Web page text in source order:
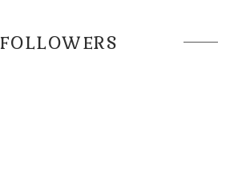
FOLLOWERS